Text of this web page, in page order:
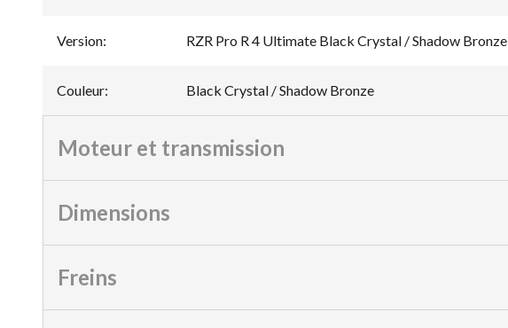
Version: RZR Pro R 4 Ultimate Black Crystal / Shadow Bronze
Couleur: Black Crystal / Shadow Bronze
Moteur et transmission
Dimensions
Freins